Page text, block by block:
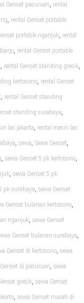
Genset pasuruan, rental
, rental Genset portable
portable nganjuk, rental
, rental Genset portable
, rental Genset standing gresik,
kertosono, rental Genset
, rental Genset standing
standing surabaya,
las jakarta, rental mesin las
, sewa, Sewa Genset,
, sewa Genset 5 pk kertosono,
, sewa Genset 5 pk
pk surabaya, sewa Genset
Genset bulanan kertosono,
nganjuk, sewa Genset
Genset bulanan surabaya,
Genset di kertosono, sewa
di pasuruan, sewa
gresik, sewa Genset
, sewa Genset murah di